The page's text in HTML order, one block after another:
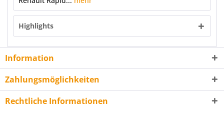
Highlights
Information
Zahlungsmöglichkeiten
Rechtliche Informationen